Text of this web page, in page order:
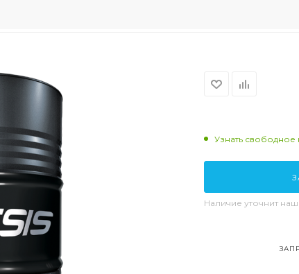
Узнать свободное
Наличие уточнит